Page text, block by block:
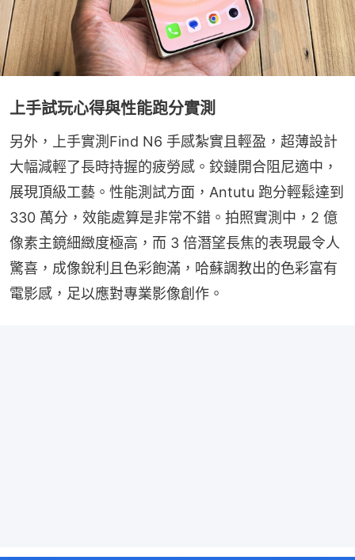
上手試玩心得與性能跑分實測
另外，上手實測Find N6 手感紮實且輕盈，超薄設計
大幅減輕了長時持握的疲勞感。鉸鏈開合阻尼適中，
展現頂級工藝。性能測試方面，Antutu 跑分輕鬆達到
330 萬分，效能處算是非常不錯。拍照實測中，2 億
像素主鏡細緻度極高，而 3 倍潛望長焦的表現最令人
驚喜，成像銳利且色彩飽滿，哈蘇調教出的色彩富有
電影感，足以應對專業影像創作。